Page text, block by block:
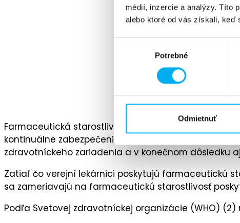
médií, inzercie a analýzy. Títo
alebo ktoré od vás získali, keď
Potrebné
Odmietnuť
Farmaceutická starostlivosť zastrešuje celú škálu
kontinuálne zabezpečenie účinnej, bezpečnej a
zdravotníckeho zariadenia a v konečnom dôsledku
Zatiaľ čo verejní lekárnici poskytujú farmaceutickú
sa zameriavajú na farmaceutickú starostlivosť
Podľa Svetovej zdravotníckej organizácie (WHO)